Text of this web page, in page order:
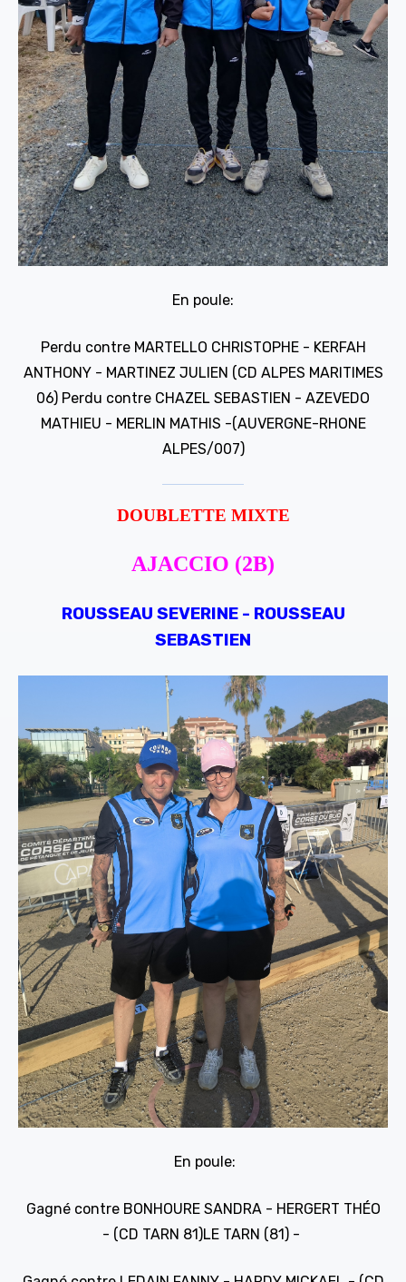
En poule:
Perdu contre MARTELLO CHRISTOPHE - KERFAH
ANTHONY - MARTINEZ JULIEN (CD ALPES MARITIMES
06) Perdu contre CHAZEL SEBASTIEN - AZEVEDO
MATHIEU - MERLIN MATHIS -(AUVERGNE-RHONE
ALPES/007)
DOUBLETTE MIXTE
AJACCIO (2B)
ROUSSEAU SEVERINE - ROUSSEAU
SEBASTIEN
En poule:
Gagné contre BONHOURE SANDRA - HERGERT THÉO
- (CD TARN 81)LE TARN (81) -
Gagné contre LEDAIN FANNY - HARDY MICKAEL - (CD